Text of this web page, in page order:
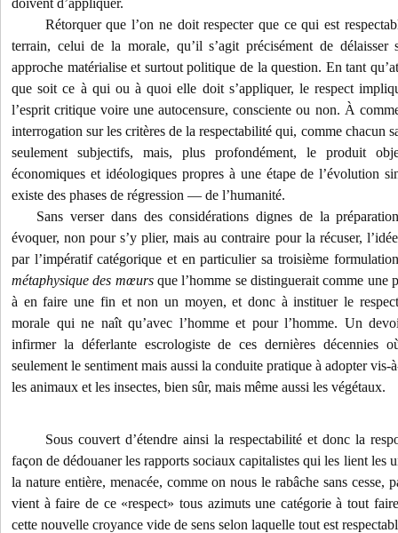
doivent d’appliquer.
Rétorquer que l’on ne doit respecter que ce qui est
terrain, celui de la morale, qu’il s’agit précisément de
approche matérialise et surtout politique de la question. En tant
que soit ce à qui ou à quoi elle doit s’appliquer, le respect
l’esprit critique voire une autocensure, consciente ou non. À
interrogation sur les critères de la respectabilité qui, comme chacun
seulement subjectifs, mais, plus profondément, le produit
économiques et idéologiques propres à une étape de l’évolution
existe des phases de régression — de l’humanité.
Sans verser dans des considérations dignes de la
évoquer, non pour s’y plier, mais au contraire pour la récuser,
par l’impératif catégorique et en particulier sa troisième
métaphysique des mœursque l’homme se distinguerait comme une
à en faire une fin et non un moyen, et donc à instituer le
morale qui ne naît qu’avec l’homme et pour l’homme. Un
infirmer la déferlante escrologiste de ces dernières décennies
seulement le sentiment mais aussi la conduite pratique à adopter
les animaux et les insectes, bien sûr, mais même aussi les végétaux.
Sous couvert d’étendre ainsi la respectabilité et donc la
façon de dédouaner les rapports sociaux capitalistes qui les lient les
la nature entière, menacée, comme on nous le rabâche sans cesse,
vient à faire de ce «respect» tous azimuts une catégorie à tout
cette nouvelle croyance vide de sens selon laquelle tout est